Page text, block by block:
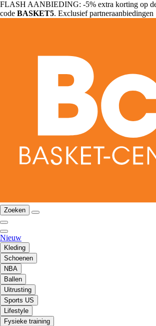
FLASH AANBIEDING: -5% extra korting op de
code BASKET5. Exclusief partneraanbiedingen
Zoeken
Nieuw
Kleding
Schoenen
NBA
Ballen
Uitrusting
Sports US
Lifestyle
Fysieke training